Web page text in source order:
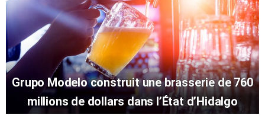
Grupo Modelo construit une brasserie de 760
millions de dollars dans l’État d’Hidalgo